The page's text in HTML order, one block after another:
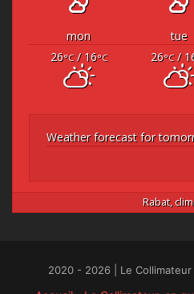
mon tue
26°C/ 16°C 26°C/
Weather forecast for
Rabat,
2020 - 2026 | Le